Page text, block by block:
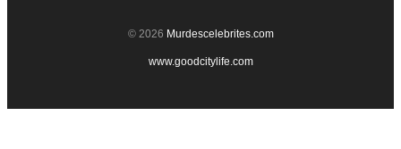
© 2026 Murdescelebrites.com
www.goodcitylife.com